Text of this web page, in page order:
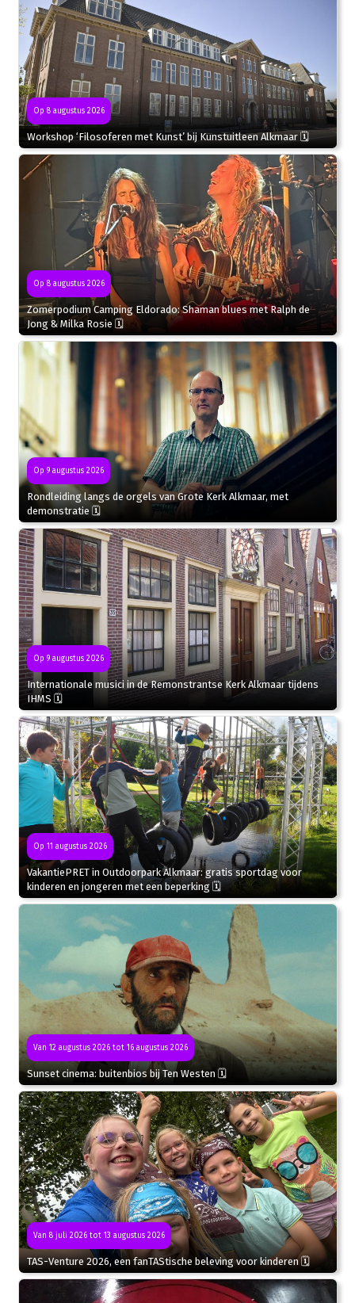
Op 8 augustus 2026
Workshop ‘Filosoferen met Kunst’ bij Kunstuitleen Alkmaar 🗓
Op 8 augustus 2026
Zomerpodium Camping Eldorado: Shaman blues met Ralph de
Jong & Milka Rosie 🗓
Op 9 augustus 2026
Rondleiding langs de orgels van Grote Kerk Alkmaar, met
demonstratie 🗓
Op 9 augustus 2026
Internationale musici in de Remonstrantse Kerk Alkmaar tijdens
IHMS 🗓
Op 11 augustus 2026
VakantiePRET in Outdoorpark Alkmaar: gratis sportdag voor
kinderen en jongeren met een beperking 🗓
Van 12 augustus 2026 tot 16 augustus 2026
Sunset cinema: buitenbios bij Ten Westen 🗓
Van 8 juli 2026 tot 13 augustus 2026
TAS-Venture 2026, een fanTAStische beleving voor kinderen 🗓